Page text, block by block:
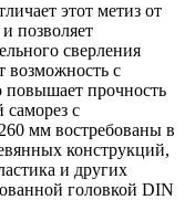
этот метиз от
позволяет
сверления
возможность с
повышает прочность
с
мм востребованы в
конструкций,
и других
головкой DIN